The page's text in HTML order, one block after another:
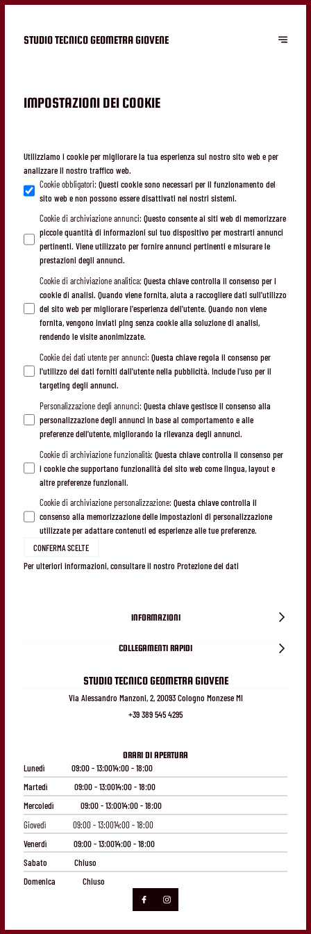
STUDIO TECNICO GEOMETRA GIOVENE
IMPOSTAZIONI DEI COOKIE
Utilizziamo i cookie per migliorare la tua esperienza sul nostro sito web e per
analizzare il nostro traffico web.
Cookie obbligatori: Questi cookie sono necessari per il funzionamento del
sito web e non possono essere disattivati nei nostri sistemi.
Cookie di archiviazione annunci: Questo consente ai siti web di memorizzare
piccole quantità di informazioni sul tuo dispositivo per mostrarti annunci
pertinenti. Viene utilizzato per fornire annunci pertinenti e misurare le
prestazioni degli annunci.
Cookie di archiviazione analitica: Questa chiave controlla il consenso per i
cookie di analisi. Quando viene fornita, aiuta a raccogliere dati sull'utilizzo
del sito web per migliorare l'esperienza dell'utente. Quando non viene
fornita, vengono inviati ping senza cookie alla soluzione di analisi,
rendendo le visite anonimizzate.
Cookie dei dati utente per annunci: Questa chiave regola il consenso per
l'utilizzo dei dati forniti dall'utente nella pubblicità. Include l'uso per il
targeting degli annunci.
Personalizzazione degli annunci: Questa chiave gestisce il consenso alla
personalizzazione degli annunci in base al comportamento e alle
preferenze dell'utente, migliorando la rilevanza degli annunci.
Cookie di archiviazione funzionalità: Questa chiave controlla il consenso per
i cookie che supportano funzionalità del sito web come lingua, layout e
altre preferenze funzionali.
Cookie di archiviazione personalizzazione: Questa chiave controlla il
consenso alla memorizzazione delle impostazioni di personalizzazione
utilizzate per adattare contenuti ed esperienze alle tue preferenze.
CONFERMA SCELTE
Per ulteriori informazioni, consultare il nostro Protezione dei dati
STUDIO TECNICO GEOMETRA GIOVENE
INFORMAZIONI
COLLEGAMENTI RAPIDI
Via Alessandro Manzoni, 2, 20093 Cologno Monzese MI
+39 389 545 4295
ORARI DI APERTURA
Lunedì 09:00 - 13:0014:00 - 18:00
Martedì
09:00 - 13:0014:00 - 18:00
Mercoledì
09:00 - 13:0014:00 - 18:00
Giovedì
09:00 - 13:0014:00 - 18:00
Venerdì
09:00 - 13:0014:00 - 18:00
Sabato
Chiuso
Domenica
Chiuso